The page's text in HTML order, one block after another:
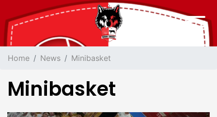
Home News Minibasket
Minibasket